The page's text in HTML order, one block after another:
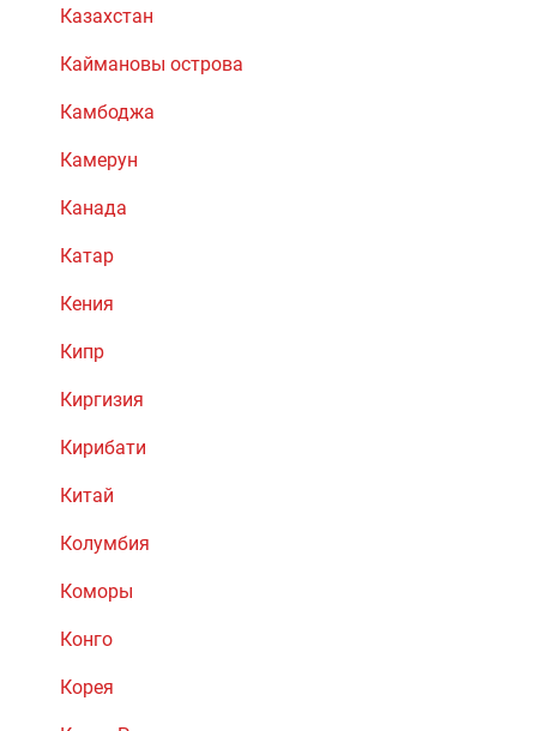
Казахстан
Каймановы острова
Камбоджа
Камерун
Канада
Катар
Кения
Кипр
Киргизия
Кирибати
Китай
Колумбия
Коморы
Конго
Корея